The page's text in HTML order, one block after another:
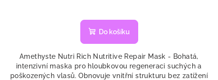
Do košíku
Amethyste Nutri Rich Nutritive Repair Mask - Bohatá,
intenzivní maska pro hloubkovou regeneraci suchých a
poškozených vlasů. Obnovuje vnitřní strukturu bez zatížení